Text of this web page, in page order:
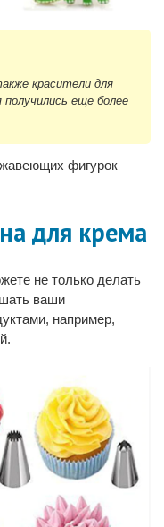
красители для
еще более
фигурок –
для крема
не только делать
ваши
например,